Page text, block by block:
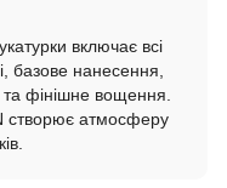
включає всі
базове нанесення,
та фінішне вощення.
створює атмосферу